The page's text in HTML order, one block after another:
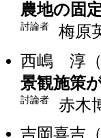
農地の固
討論者
梅原
西嶋 淳（
景観施策
討論者
赤木
吉岡喜吉